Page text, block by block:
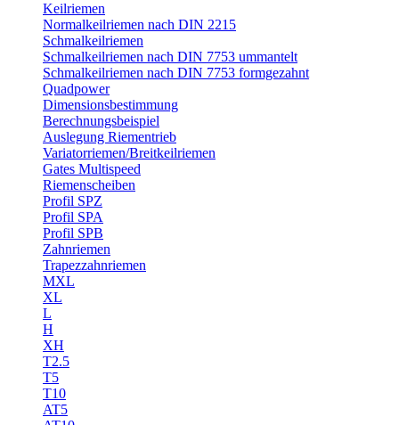
Keilriemen
Normalkeilriemen nach DIN 2215
Schmalkeilriemen
Schmalkeilriemen nach DIN 7753 ummantelt
Schmalkeilriemen nach DIN 7753 formgezahnt
Quadpower
Dimensionsbestimmung
Berechnungsbeispiel
Auslegung Riementrieb
Variatorriemen/Breitkeilriemen
Gates Multispeed
Riemenscheiben
Profil SPZ
Profil SPA
Profil SPB
Zahnriemen
Trapezzahnriemen
MXL
XL
L
H
XH
T2.5
T5
T10
AT5